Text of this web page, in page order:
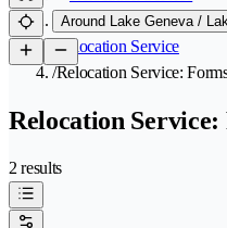
Around Lake Geneva /
/Relocation Service
/Relocation Service:
Relocation
2 results